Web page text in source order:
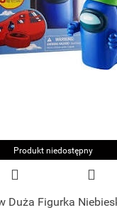
Produkt niedostępny
Duża Figurka